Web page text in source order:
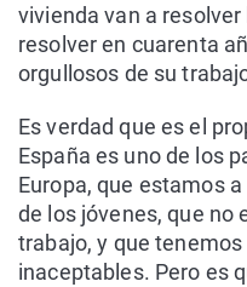
vivienda van a
resolver en cuarenta
orgullosos de su
Es verdad que es el
España es uno de los
Europa, que estamos
de los jóvenes, que no
trabajo, y que
inaceptables. Pero es